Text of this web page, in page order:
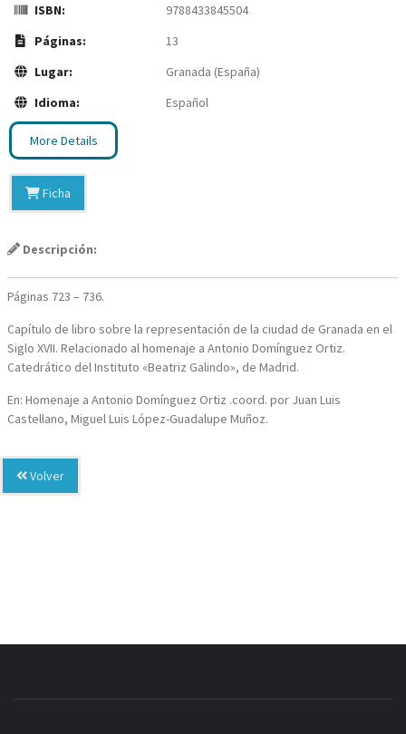
ISBN:
9788433845504
Páginas:
13
Lugar:
Granada (España)
Idioma:
Español
More Details
Ficha
Descripción:
Páginas 723 – 736.
Capítulo de libro sobre la representación de la ciudad de Granada en el
Siglo XVII. Relacionado al homenaje a Antonio Domínguez Ortiz.
Catedrático del Instituto «Beatriz Galindo», de Madrid.
En: Homenaje a Antonio Domínguez Ortiz .coord. por Juan Luis
Castellano, Miguel Luis López-Guadalupe Muñoz.
Volver